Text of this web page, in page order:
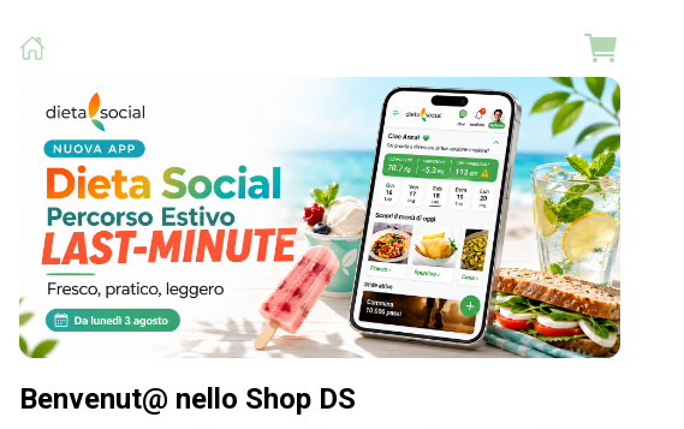
Benvenut@ nello Shop DS